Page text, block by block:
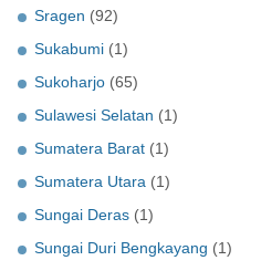
Sragen (92)
Sukabumi (1)
Sukoharjo (65)
Sulawesi Selatan (1)
Sumatera Barat (1)
Sumatera Utara (1)
Sungai Deras (1)
Sungai Duri Bengkayang (1)